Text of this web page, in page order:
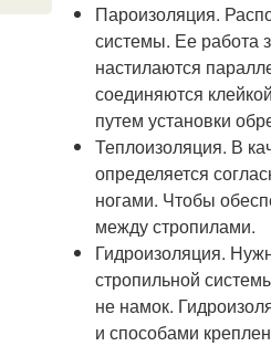
Пароизоляция.
системы. Ее работа
настилаются
соединяются
путем установки
Теплоизоляция. В
определяется
ногами. Чтобы
между стропилами.
Гидроизоляция.
стропильной
не намок.
и способами